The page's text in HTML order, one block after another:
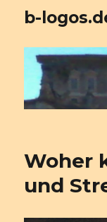
b-
Woher
und